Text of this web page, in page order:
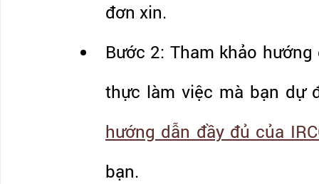
đơn xin.
Bước 2: Tham khảo
hướng dẫn đầy đủ của
bạn.